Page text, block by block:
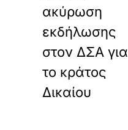
ακύρωση
εκδήλωσης
στον ΔΣΑ για
το κράτος
Δικαίου